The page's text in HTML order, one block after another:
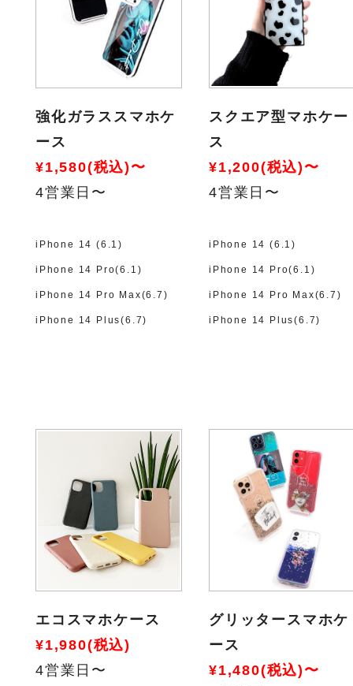
強化ガラススマホケ
ース
¥1,580(税込)〜
4営業日〜
iPhone 14 (6.1)
iPhone 14 Pro(6.1)
iPhone 14 Pro Max(6.7)
iPhone 14 Plus(6.7)
スクエア型マホケー
ス
¥1,200(税込)〜
4営業日〜
iPhone 14 (6.1)
iPhone 14 Pro(6.1)
iPhone 14 Pro Max(6.7)
iPhone 14 Plus(6.7)
エコスマホケース
¥1,980(税込)
4営業日〜
グリッタースマホケ
ース
¥1,480(税込)〜